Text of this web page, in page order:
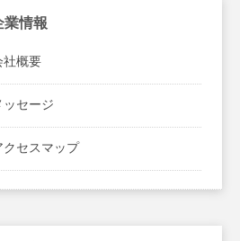
業情報
社概要
ッセージ
クセスマップ